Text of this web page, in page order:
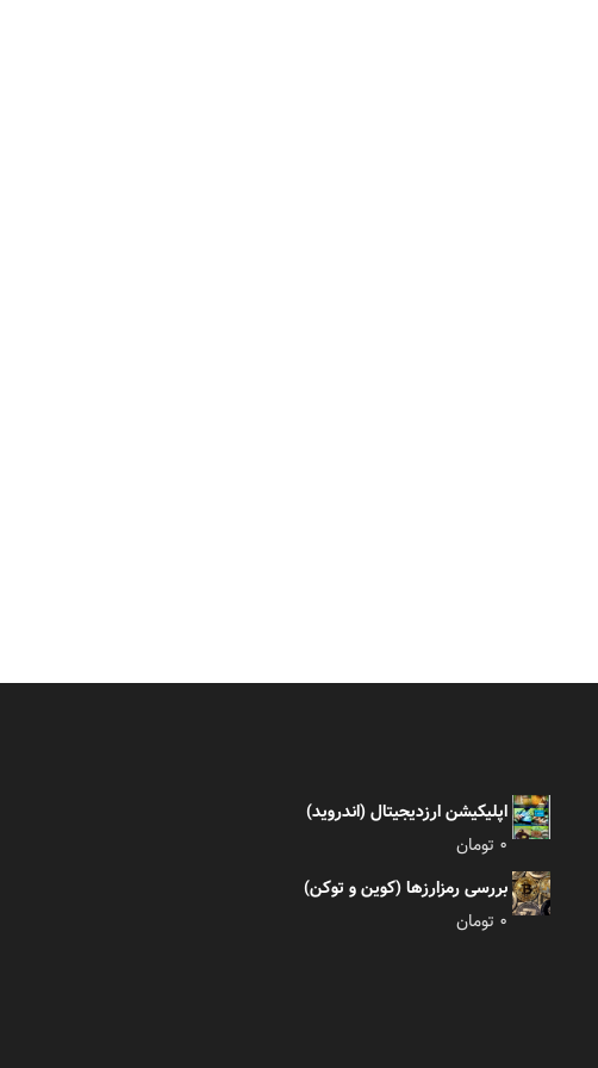
اپلیکیشن ارزدیجیتال (اندروید)
0 تومان
بررسی رمزارزها (کوین و توکن)
0 تومان